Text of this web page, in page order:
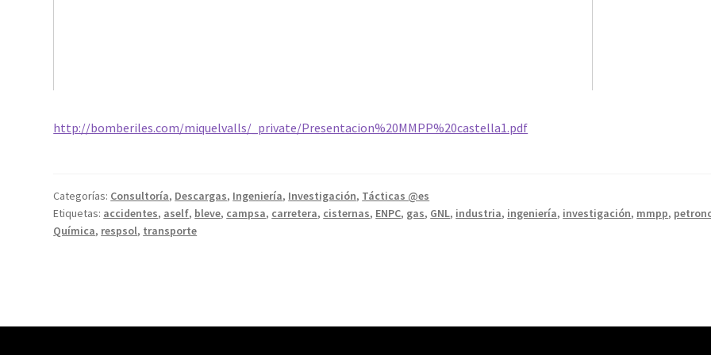
http://bomberiles.com/miquelvalls/_private/Presentacion%20MMPP%20castella1.pdf
Categorías: Consultoría, Descargas, Ingeniería, Investigación, Tácticas @es
Etiquetas: accidentes, aself, bleve, campsa, carretera, cisternas, ENPC, gas, GNL, industria, ingeniería, investigación, mmpp,
Química, respsol, transporte